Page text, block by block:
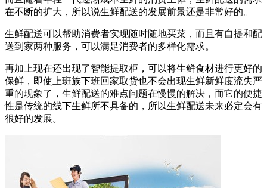
在不断的扩大，所以说生鲜配送的发展前景还是非常好的。
生鲜配送可以帮助消费者实现随时随地买菜，而且有自提和配
送到家两种服务，可以满足消费者的多样化需求。
再加上现在还出现了智能提取柜，可以将生鲜食材进行更好的
保鲜，即使上班族下班回家取货也不会出现生鲜新鲜度流失严
重的现象了，生鲜配送的难点问题在慢慢的解决，而它的便捷
性是传统的线下生鲜所不具备的，所以生鲜配送未来必定会有
很好的发展。